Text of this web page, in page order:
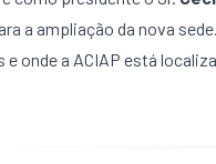
a ampliação da nova
onde a ACIAP está